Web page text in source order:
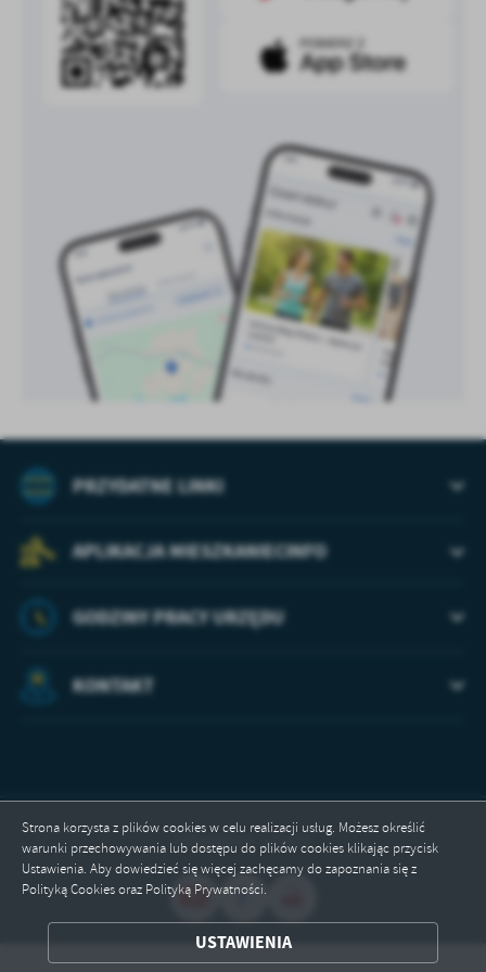
Strona korzysta z plików cookies w celu realizacji usług. Możesz określić
warunki przechowywania lub dostępu do plików cookies klikając przycisk
Ustawienia. Aby dowiedzieć się więcej zachęcamy do zapoznania się z
Polityką Cookies oraz Polityką Prywatności.
USTAWIENIA
treści w postaci wiadomości, ofert, komunikatów mediów
społecznościowych.
ZAPISZ WYBRANE
PRZYDATNE LINKI
APLIKACJA MIESZKANIECINFO
GODZINY PRACY URZĘDU
KONTAKT
Odwiedzin: 175471